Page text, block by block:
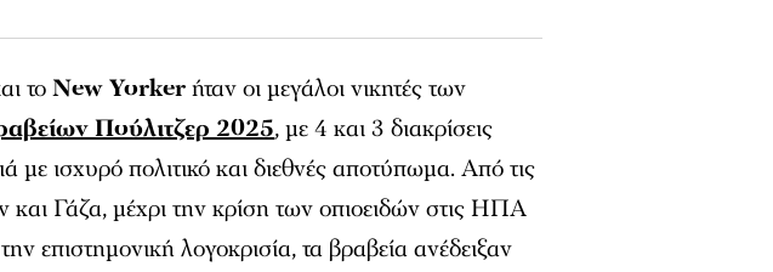
τοNew Yorkerήταν οι μεγάλοι νικητές των
Πούλιτζερ 2025, με 4 και 3 διακρίσεις
με ισχυρό πολιτικό και διεθνές αποτύπωμα. Από τις
Γάζα, μέχρι την κρίση των οπιοειδών στις ΗΠΑ
επιστημονική λογοκρισία, τα βραβεία ανέδειξαν